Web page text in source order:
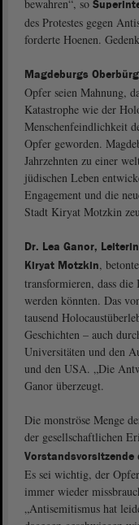
bewahren“, so
des Protestes gegen
forderte Hoenen.
Magdeburgs
Opfer seien Mahnung,
Katastrophe wie der
Menschenfeindlichkeit
Opfer geworden.
Jahrzehnten zu einer
jüdischen Leben
Engagement und die
Stadt Kiryat Motzkin
Dr. Lea Ganor,
Kiryat Motzkin,
transformieren, dass
werden könnten. Das
tausend
Geschichten – auch
Universitäten und den
und den USA. „Die
Ganor überzeugt.
Die monströse Menge
der gesellschaftlichen
Vorstandsvorsitzende
Es sei wichtig, der
immer wieder
„Antisemitismus hat